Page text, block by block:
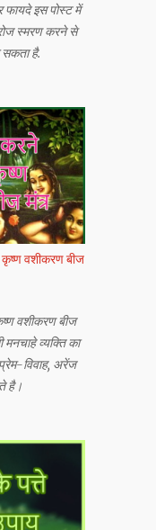
इस पोस्ट में
स्मरण करने से
है.
कृष्ण वशीकरण बीज
वशीकरण बीज
मनचाहे व्यक्ति का
विवाह, अरेंज
है।